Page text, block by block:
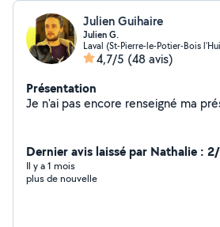
Julien Guihaire
Julien G.
Laval (St-Pierre-le-Potier-Bois
4,7/5 (48 avis)
Présentation
Je n'ai
Dernier avis laissé par Nathalie :
Il y a 1 mois
plus de nouvelle